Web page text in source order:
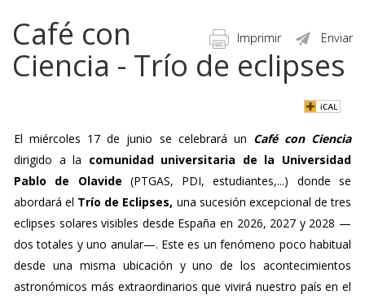
Enviar
Imprimir
Café con
Ciencia - Trío de eclipses
El miércoles 17 de junio se celebrará un Café con Ciencia
dirigido a la comunidad universitaria de la Universidad
Pablo de Olavide (PTGAS, PDI, estudiantes,...) donde se
abordará el Trío de Eclipses, una sucesión excepcional de tres
eclipses solares visibles desde España en 2026, 2027 y 2028 —
dos totales y uno anular—. Este es un fenómeno poco habitual
desde una misma ubicación y uno de los acontecimientos
astronómicos más extraordinarios que vivirá nuestro país en el